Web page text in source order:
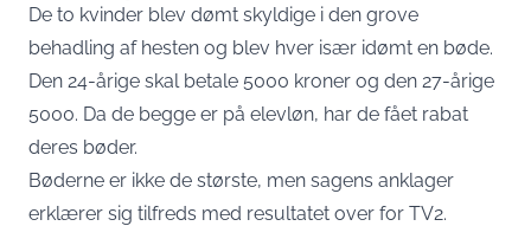
De to kvinder blev dømt skyldige i den grove
behadling af hesten og blev hver især idømt en bøde.
Den 24-årige skal betale 5000 kroner og den 27-årige
5000. Da de begge er på elevløn, har de fået rabat
deres bøder.
Bøderne er ikke de største, men sagens anklager
erklærer sig tilfreds med resultatet over for TV2.